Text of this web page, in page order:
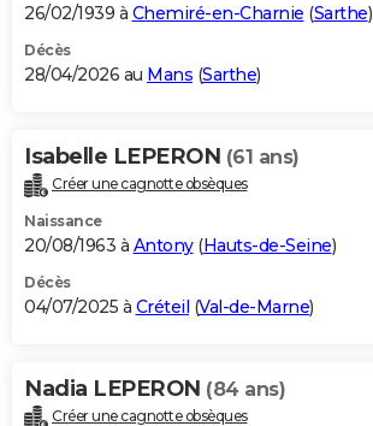
GUIDES D'ACHAT
BONS PLANS
Carte de Noël
Carte Bonne année
Carte Saint-Valentin
Carte Pâques
Carte d'anniversaire
DICTIONNAIRE
Dictionnaire
Biographies
Citations
Expressions
Proverbes
PROGRAMME TV
S'inscrire
Se connecter
Lycées
Collèges
Primaires
Universités
Entreprises
Service militaire
Avis de recherche
AVIS DE DÉCÈS
Bricolage
Lifestyle
Culture
Sport
Auto
Television
Voyage
Cinema
26/02/1939 à Chemiré-en-Charnie (Sarthe)
Décès
28/04/2026 au Mans (Sarthe)
Isabelle LEPERON (61 ans)
Créer une cagnotte obsèques
Naissance
20/08/1963 à Antony(Hauts-de-Seine)
Décès
04/07/2025 à Créteil (Val-de-Marne)
Nadia LEPERON (84 ans)
Créer une cagnotte obsèques